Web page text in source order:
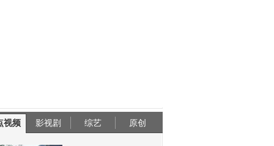
视频 影视剧 综艺 原创